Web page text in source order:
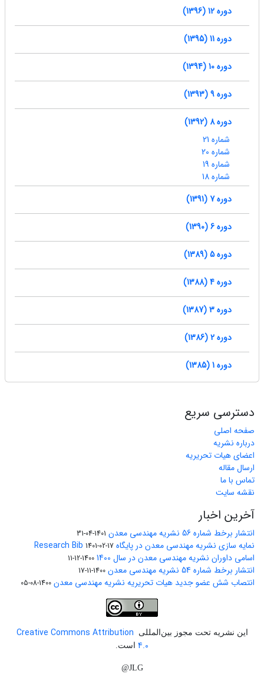
دوره 12 (1396)
دوره 11 (1395)
دوره 10 (1394)
دوره 9 (1393)
دوره 8 (1392)
شماره 21
شماره 20
شماره 19
شماره 18
دوره 7 (1391)
دوره 6 (1390)
دوره 5 (1389)
دوره 4 (1388)
دوره 3 (1387)
دوره 2 (1386)
دوره 1 (1385)
دسترسی سریع
صفحه اصلی
درباره نشریه
اعضای هیات تحریریه
ارسال مقاله
تماس با ما
نقشه سایت
آخرین اخبار
انتشار برخط شماره 56 نشریه مهندسی معدن 1401-04-31
نمایه سازی نشریه مهندسی معدن در پایگاه Research Bib 1401-02-17
اسامی داوران نشریه مهندسی معدن در سال 1400 1400-12-11
انتشار برخط شماره 54 نشریه مهندسی معدن 1400-11-17
انتصاب شش عضو جدید هیات تحریریه نشریه مهندسی معدن 1400-08-05
این نشریه تحت مجوز بین‌المللی
Creative Commons Attribution
4.0 است.
JLG@